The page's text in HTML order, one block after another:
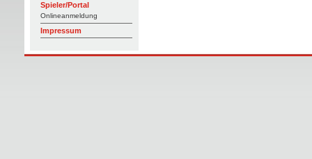
Spieler/Portal
Onlineanmeldung
Impressum